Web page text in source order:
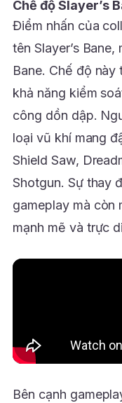
Chế độ Slayer’s
Điểm nhấn của
tên Slayer’s
Bane. Chế độ này
khả năng kiểm
công dồn dập.
loại vũ khí mang
Shield Saw,
Shotgun. Sự thay
gameplay mà còn
mạnh mẽ và trực
Bên cạnh